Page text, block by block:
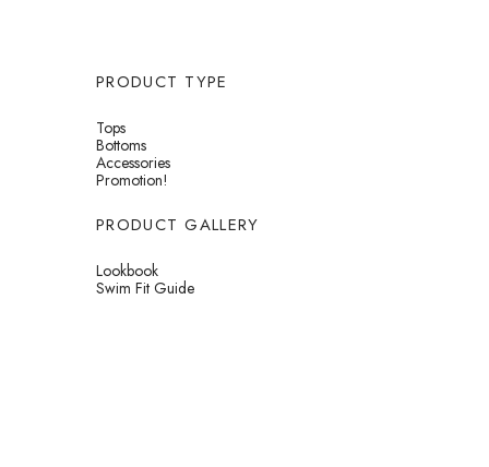
PRODUCT TYPE
Tops
Bottoms
Accessories
Promotion!
PRODUCT GALLERY
Lookbook
Swim Fit Guide